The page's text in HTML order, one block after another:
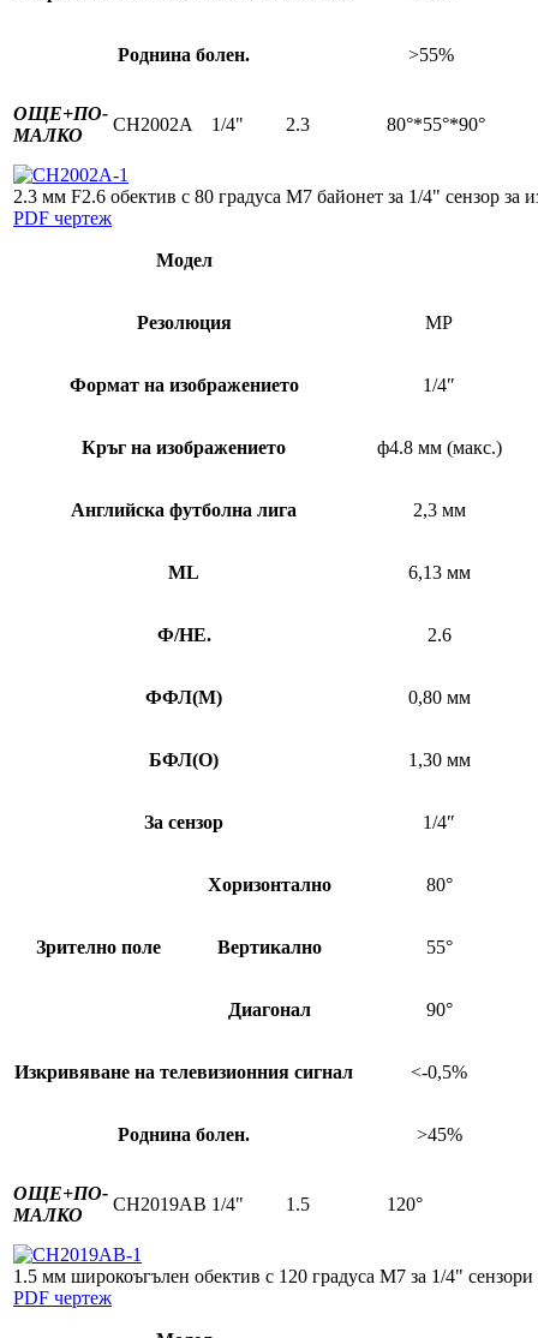
Роднина болен. >55%
ОЩЕ+ПО-
МАЛКО
CH2002A 1/4" 2.3 80°*55°*90°
2.3 мм F2.6 обектив с 80 градуса M7 байонет за 1/4" сензор за
PDF чертеж
Модел
Резолюция MP
Формат на изображението 1/4″
Кръг на изображението ф4.8 мм (макс.)
Английска футболна лига 2,3 мм
ML 6,13 мм
Ф/НЕ. 2.6
ФФЛ(M) 0,80 мм
БФЛ(O) 1,30 мм
За сензор 1/4″
Зрително поле
Хоризонтално 80°
Вертикално 55°
Диагонал 90°
Изкривяване на телевизионния сигнал <-0,5%
Роднина болен. >45%
ОЩЕ+ПО-
МАЛКО
CH2019AB 1/4" 1.5 120°
1.5 мм широкоъгълен обектив с 120 градуса M7 за 1/4" сензори
PDF чертеж